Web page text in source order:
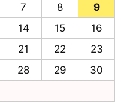
7 8
9
14 15
16
21 22
23
28 29
30